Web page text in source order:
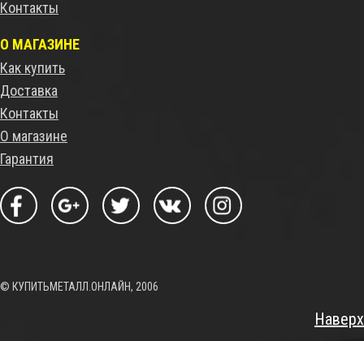
Контакты
О МАГАЗИНЕ
Как купить
Доставка
Контакты
О магазине
Гарантия
© КУПИТЬМЕТАЛЛ.ОНЛАЙН, 2006
Наверх